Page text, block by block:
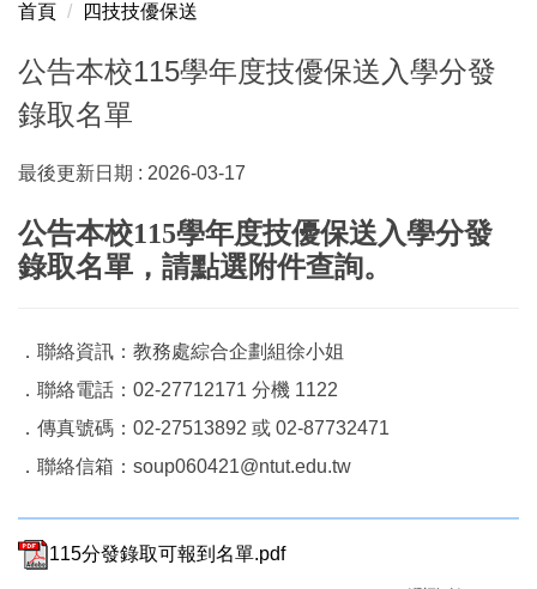
甄選入學
高中生申請入學
高中生申請入學
四技甄選入學
四技技優保送
科技繁星
身心障礙
運動績優
招生簡章及統計資料
首頁 四技技優保送
公告本校115學年度技優保送入學分發
錄取名單
最後更新日期 : 2026-03-17
公告本校115學年度技優保送入學分發
錄取名單，請點選附件查詢。
．聯絡資訊：教務處綜合企劃組徐小姐
．聯絡電話：02-27712171 分機 1122
．傳真號碼：02-27513892 或 02-87732471
．聯絡信箱：soup060421@ntut.edu.tw
115分發錄取可報到名單.pdf